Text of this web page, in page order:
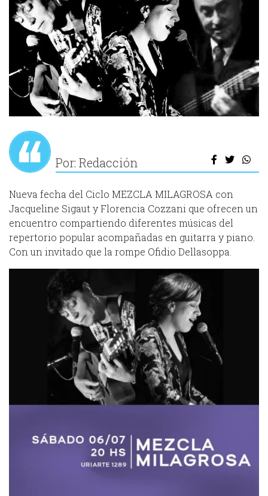
Por: Redacción
Nueva fecha del Ciclo MEZCLA MILAGROSA con
Jacqueline Sigaut y Florencia Cozzani que ofrecen un
encuentro compartiendo diferentes músicas del
repertorio popular acompañadas en guitarra y piano.
Con un invitado que la rompe Ofidio Dellasoppa.